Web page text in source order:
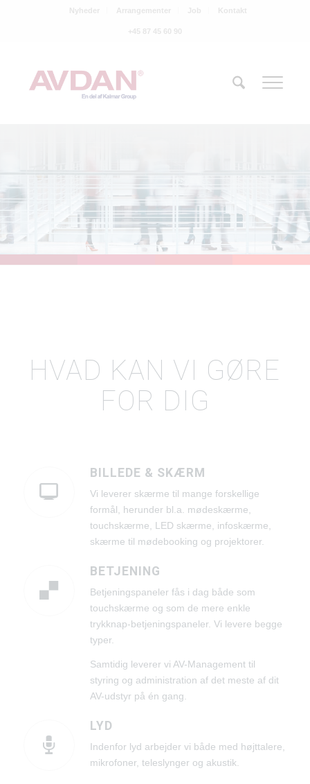
Nyheder Arrangementer Job Kontakt
+45 87 45 60 90
HVAD KAN VI GØRE
FOR DIG
BILLEDE & SKÆRM
Vi leverer skærme til mange forskellige
formål, herunder bl.a. mødeskærme,
touchskærme, LED skærme, infoskærme,
skærme til mødebooking og projektorer.
BETJENING
Betjeningspaneler fås i dag både som
touchskærme og som de mere enkle
trykknap-betjeningspaneler. Vi levere begge
typer.
Samtidig leverer vi AV-Management til
styring og administration af det meste af dit
AV-udstyr på én gang.
LYD
Indenfor lyd arbejder vi både med højttalere,
mikrofoner, teleslynger og akustik.